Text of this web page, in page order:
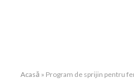
Acasă » Program de sprijin pentru